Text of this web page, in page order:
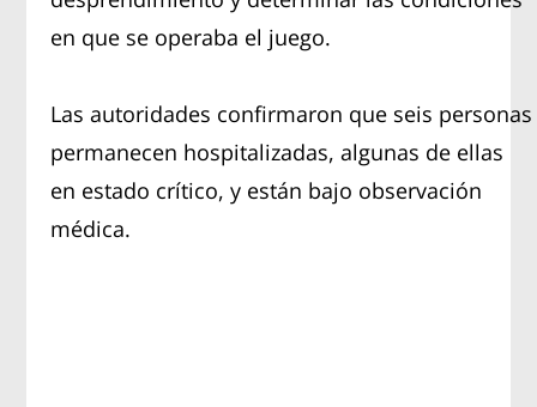
en que se operaba el juego.
Las autoridades confirmaron que seis personas
permanecen hospitalizadas, algunas de ellas
en estado crítico, y están bajo observación
médica.